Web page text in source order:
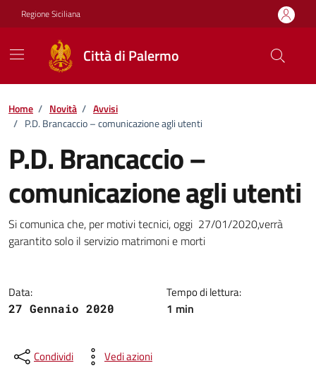
Vai ai contenuti
Vai al footer
Regione Siciliana
Città di Palermo
Home / Novità / Avvisi
/ P.D. Brancaccio – comunicazione agli utenti
P.D. Brancaccio –
comunicazione agli utenti
Dettagli della notizia
Si comunica che, per motivi tecnici, oggi 27/01/2020,verrà
garantito solo il servizio matrimoni e morti
Data:
27 Gennaio 2020
Tempo di lettura:
1 min
Condividi Vedi azioni